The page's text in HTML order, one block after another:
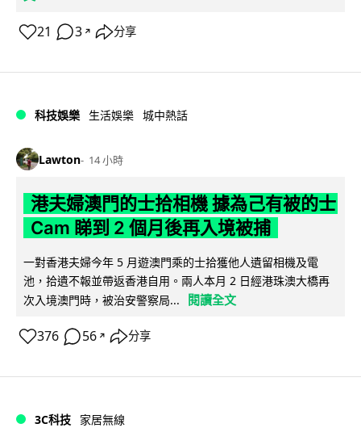
21 3 ↗ 分享
科技娛樂 生活娛樂 城中熱話
Lawton 14 小時
港夫婦澳門的士拾相機 據為己有被的士
Cam 睇到 2 個月後再入境被捕
一對香港夫婦今年 5 月遊澳門乘的士拾獲他人遺留相機及電
池，拾遺不報並帶返香港自用。兩人本月 2 日經港珠澳大橋再
次入境澳門時，被治安警察局...
閱讀全文
376 56 ↗ 分享
3C科技 家居無線